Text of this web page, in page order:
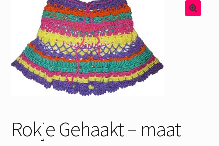
Afrekenen
Over Toetie & Zo
Gastenboek
Rokje Gehaakt – maat